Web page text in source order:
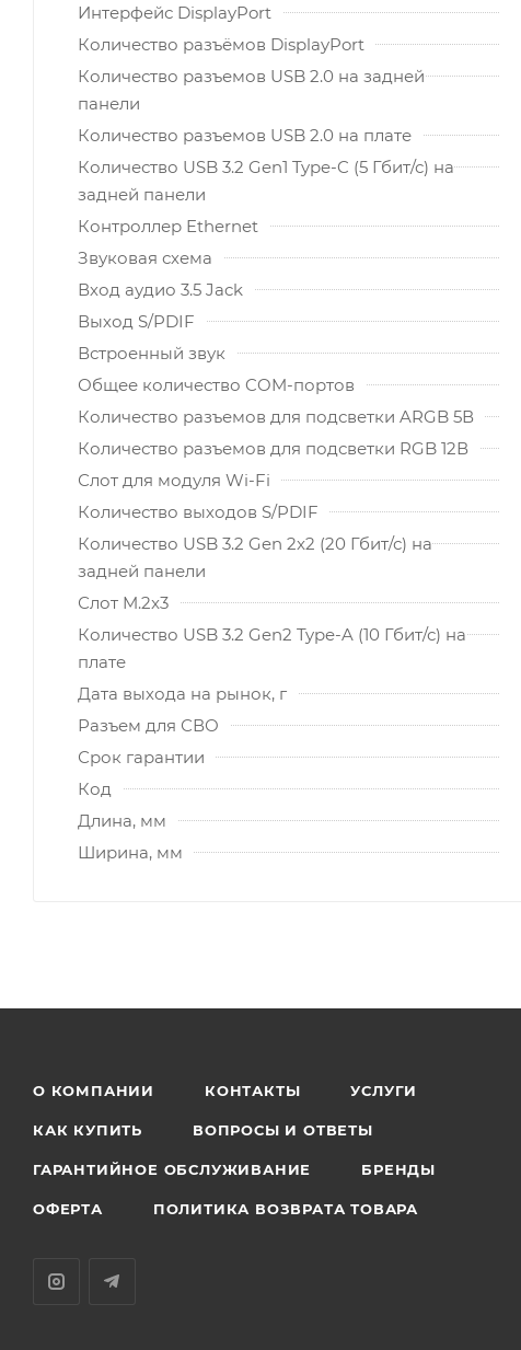
Интерфейс DisplayPort
Количество разъёмов DisplayPort
Количество разъемов USB 2.0 на задней
панели
Количество разъемов USB 2.0 на плате
Количество USB 3.2 Gen1 Type-C (5 Гбит/с) на
задней панели
Контроллер Ethernet
Звуковая схема
Вход аудио 3.5 Jack
Выход S/PDIF
Встроенный звук
Общее количество COM-портов
Количество разъемов для подсветки ARGB 5В
Количество разъемов для подсветки RGB 12В
Слот для модуля Wi-Fi
Количество выходов S/PDIF
Количество USB 3.2 Gen 2x2 (20 Гбит/с) на
задней панели
Слот M.2x3
Количество USB 3.2 Gen2 Type-A (10 Гбит/с) на
плате
Дата выхода на рынок, г
Разъем для СВО
Срок гарантии
Код
Длина, мм
Ширина, мм
О КОМПАНИИ КОНТАКТЫ УСЛУГИ
КАК КУПИТЬ ВОПРОСЫ И ОТВЕТЫ
ГАРАНТИЙНОЕ ОБСЛУЖИВАНИЕ БРЕНДЫ
ОФЕРТА ПОЛИТИКА ВОЗВРАТА ТОВАРА